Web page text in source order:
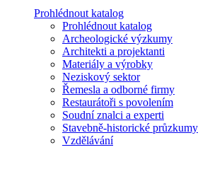
Prohlédnout katalog
Prohlédnout katalog
Archeologické výzkumy
Architekti a projektanti
Materiály a výrobky
Neziskový sektor
Řemesla a odborné firmy
Restaurátoři s povolením
Soudní znalci a experti
Stavebně-historické průzkumy
Vzdělávání